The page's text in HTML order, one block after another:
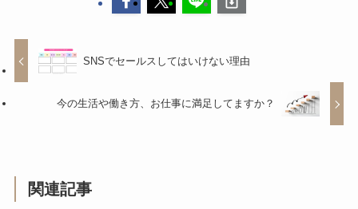
SNSでセールスしてはいけない理由
今の生活や働き方、お仕事に満足してますか？
関連記事